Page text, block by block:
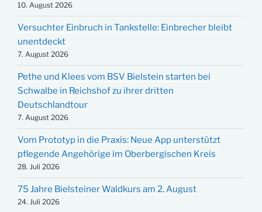
10. August 2026
Versuchter Einbruch in Tankstelle: Einbrecher bleibt
unentdeckt
7. August 2026
Pethe und Klees vom BSV Bielstein starten bei
Schwalbe in Reichshof zu ihrer dritten
Deutschlandtour
7. August 2026
Vom Prototyp in die Praxis: Neue App unterstützt
pflegende Angehörige im Oberbergischen Kreis
28. Juli 2026
75 Jahre Bielsteiner Waldkurs am 2. August
24. Juli 2026